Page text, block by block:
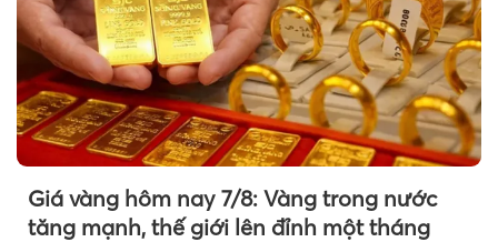
Giá vàng hôm nay 7/8: Vàng trong nước
tăng mạnh, thế giới lên đỉnh một tháng